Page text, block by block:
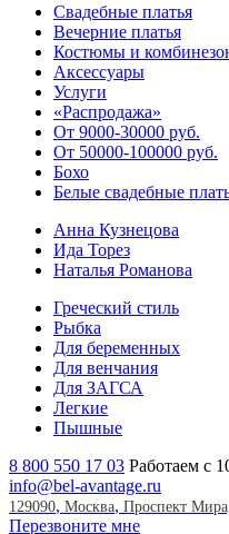
Свадебные платья
Вечерние платья
Костюмы и
Аксессуары
Услуги
«Распродажа»
От 9000-30000 руб.
От 50000-100000 руб.
Бохо
Белые свадебные
Анна Кузнецова
Ида Торез
Наталья Романова
Греческий стиль
Рыбка
Для беременных
Для венчания
Для ЗАГСА
Легкие
Пышные
8 800 550 17 03 Работаем с
info@bel-avantage.ru
129090, Москва, Проспект
Перезвоните мне